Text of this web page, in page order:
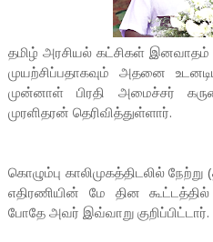
தமிழ் அரசியல் கட்சிகள் இனவாதம்
முயற்சிப்பதாகவும் அதனை
முன்னாள் பிரதி அமைச்சர்
முரளிதரன் தெரிவித்துள்ளார்.
கொழும்பு காலிமுகத்திடலில்
எதிரணியின் மே தின
போதே அவர் இவ்வாறு குறிப்பிட்டார்.